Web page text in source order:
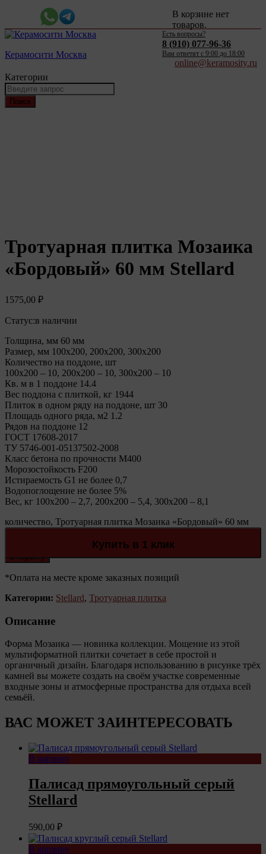
Керамосити Москва
В корзине нет
товаров.
Категории
Поиск
Есть вопросы?
8 (910) 077-96-36
Вам ответят c 9:00 до 18:00
online@keramosity.ru
Тротуарная плитка Мозаика
«Бордовый» 60 мм Stellard
1575,00 ₽
Статус:в наличии
Толщина, мм 60 мм
Размер, мм 100х200, 200х200, 300х200
Количество на поддоне, шт
100х200 – 10, 200х200 – 10, 300х200 – 10
Кв. м в 1 поддоне 14.4
Вес поддона с плиткой, кг 1944
Плиток в одном ряду на поддоне, шт 30
Площадь одного ряда, м2 1.2
Рядов на поддоне 12
ГОСТ 17608-2017
ТУ 5746-001-05137502-2008
Класс бетона по прочности М400
Морозостойкость F200
Истираемость G1 не более 0,7
Водопоглощение не более 5%
Вес, кг 100х200 – 2,7, 200х200 – 5,4, 300х200 – 8,1
количество, Тротуарная плитка Мозаика «Бордовый» 60 мм
В корзину
Купить в 1 клик
*Оплата на месте кроме заказных позиций
Категории: Stellard, Тротуарная плитка
Описание
Форма Мозаика — новинка коллекции. Мощение из этой
мультиформатной плитки сочетает в себе простой и
органичный дизайн. Благодаря использованию в рисунке трёх
камней вы можете создать на своём участке современные
входные зоны и атмосферные пространства для отдыха всей
семьёй.
ВАС МОЖЕТ ЗАИНТЕРЕСОВАТЬ
В корзину
Палисад прямоугольный серый
Stellard
590,00 ₽
В корзину